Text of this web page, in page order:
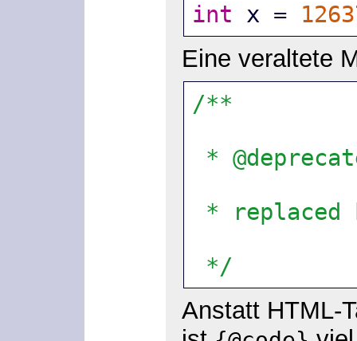
int x =
Eine veraltete
/**
*
*
*/
Anstatt HTML-